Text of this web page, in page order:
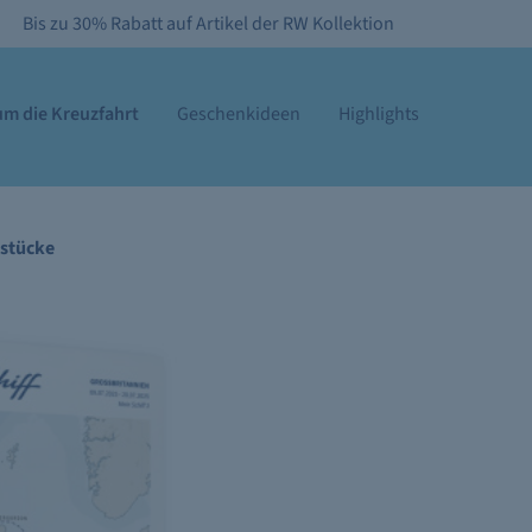
Bis zu 30% Rabatt auf Artikel der RW Kollektion
die Kreuzfahrt Geschenkideen Highlights